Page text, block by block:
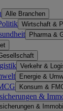
Alle Branchen
Wirtschaft &
Pharma &
Verkehr &
Energie &
Konsum &
&
&